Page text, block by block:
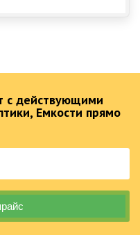
с действующими
Емкости прямо